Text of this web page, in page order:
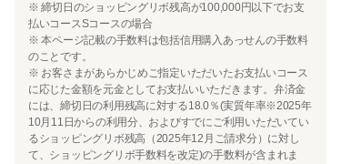
※ 締切日のショッピングリボ残高が100,000円以下でお支
払いコースSコースの場合
※ 本ページ記載の手数料は包括信用購入あっせんの手数料
のことです。
※ お客さまがあらかじめご指定いただいたお支払いコース
に応じた金額を元金としてお支払いいただきます。弁済金
には、締切日の利用残高に対する18.0％(実質年率※2025年
10月11日からの利用分、およびすでにご利用いただいてい
るショッピングリボ残高（2025年12月ご請求分）に対し
て、ショッピングリボ手数料を改定)の手数料が含まれま